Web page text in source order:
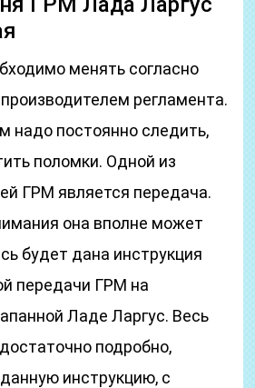
менять согласно
регламента.
надо постоянно следить,
поломки. Одной из
ГРМ является передача.
она вполне может
будет дана инструкция
передачи ГРМ на
Ладе Ларгус. Весь
подробно,
инструкцию, с